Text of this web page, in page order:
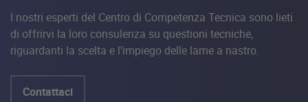
I nostri esperti del Centro di Competenza Tecnica sono lieti
di offrirvi la loro consulenza su questioni tecniche,
riguardanti la scelta e l’impiego delle lame a nastro.
Contattaci